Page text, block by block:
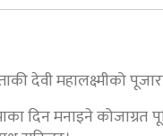
देवी महालक्ष्मीको
दिन मनाइने कोजाग्रत